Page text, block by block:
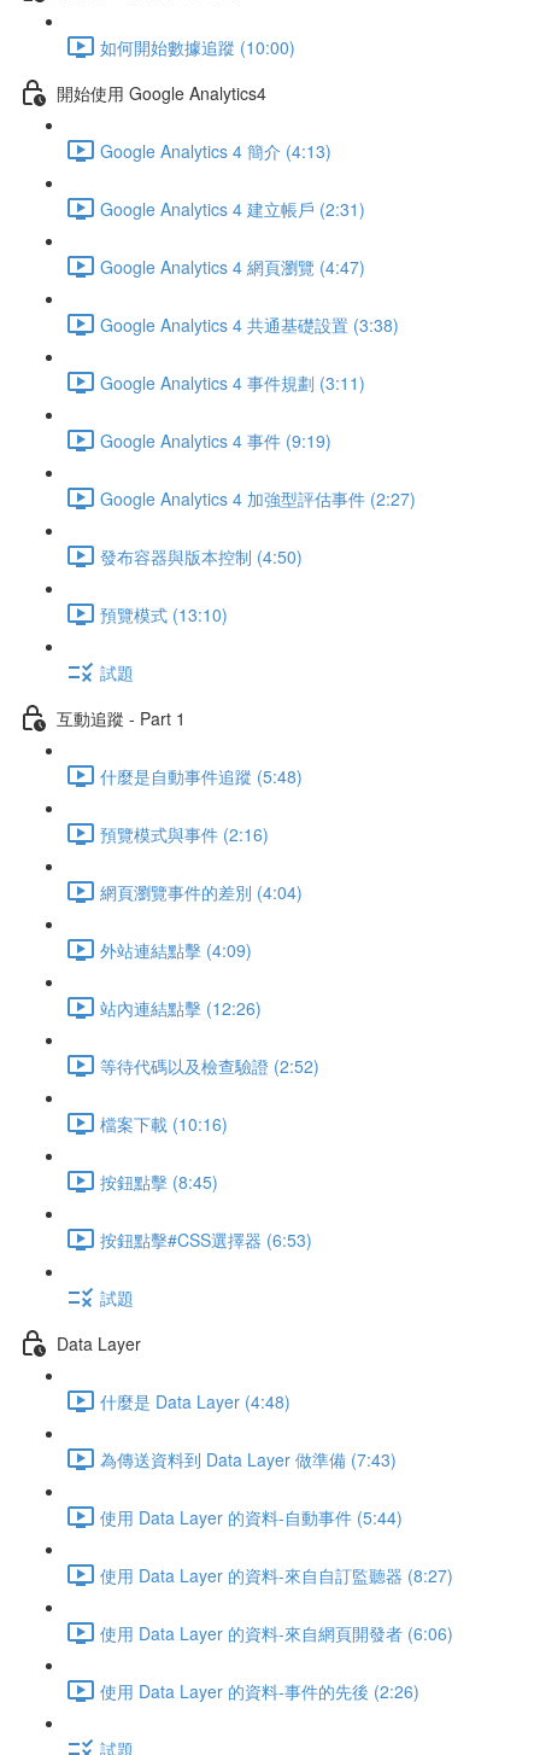
如何開始數據追蹤 (10:00)
開始使用 Google Analytics4
Google Analytics 4 簡介 (4:13)
Google Analytics 4 建立帳戶 (2:31)
Google Analytics 4 網頁瀏覽 (4:47)
Google Analytics 4 共通基礎設置 (3:38)
Google Analytics 4 事件規劃 (3:11)
Google Analytics 4 事件 (9:19)
Google Analytics 4 加強型評估事件 (2:27)
發布容器與版本控制 (4:50)
預覽模式 (13:10)
試題
互動追蹤 - Part 1
什麼是自動事件追蹤 (5:48)
預覽模式與事件 (2:16)
網頁瀏覽事件的差別 (4:04)
外站連結點擊 (4:09)
站內連結點擊 (12:26)
等待代碼以及檢查驗證 (2:52)
檔案下載 (10:16)
按鈕點擊 (8:45)
按鈕點擊#CSS選擇器 (6:53)
試題
Data Layer
什麼是 Data Layer (4:48)
為傳送資料到 Data Layer 做準備 (7:43)
使用 Data Layer 的資料-自動事件 (5:44)
使用 Data Layer 的資料-來自自訂監聽器 (8:27)
使用 Data Layer 的資料-來自網頁開發者 (6:06)
使用 Data Layer 的資料-事件的先後 (2:26)
試題